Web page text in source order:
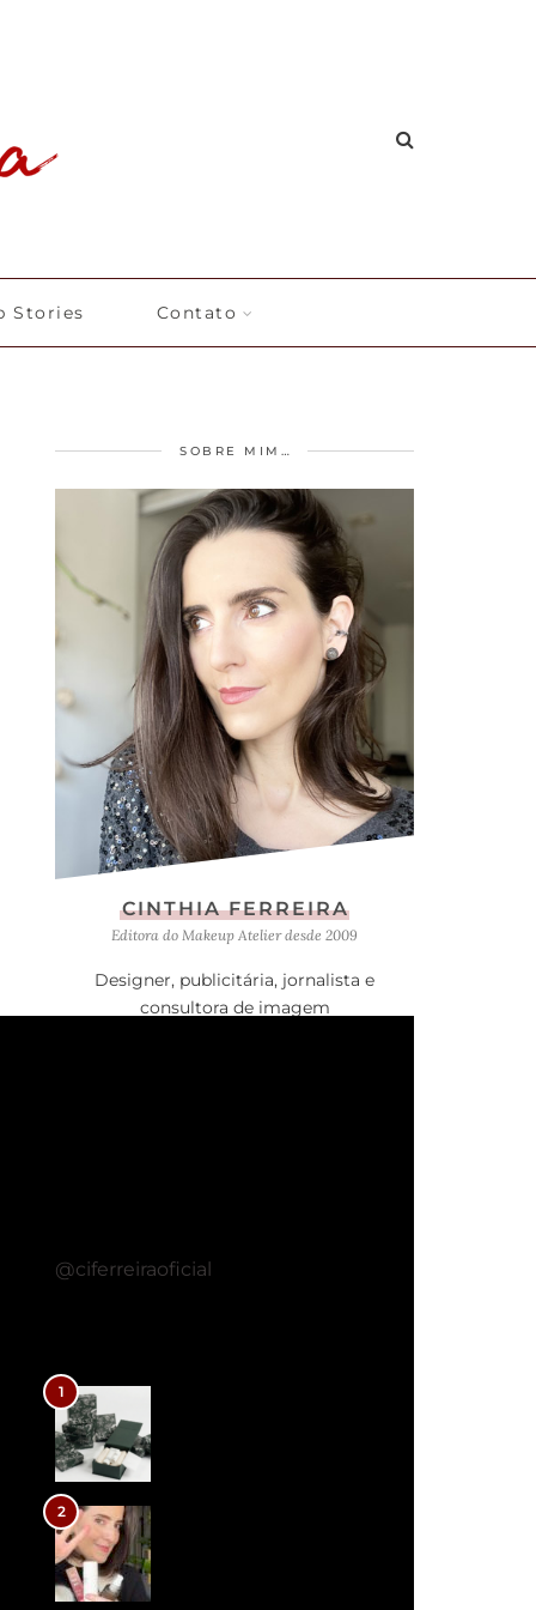
Stories Contato
SOBRE MIM…
CINTHIA FERREIRA
Editora do Makeup Atelier desde 2009
Designer, publicitária, jornalista e
consultora de imagem
@ciferreiraoficial
1
2